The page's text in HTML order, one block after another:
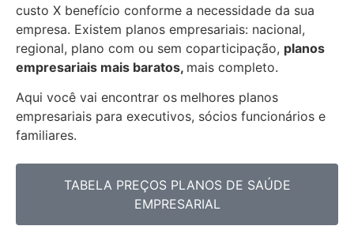
custo X benefício conforme a necessidade da sua
empresa. Existem planos empresariais: nacional,
regional, plano com ou sem coparticipação, planos
empresariais mais baratos, mais completo.
Aqui você vai encontrar os melhores planos
empresariais para executivos, sócios funcionários e
familiares.
TABELA PREÇOS PLANOS DE SAÚDE
EMPRESARIAL